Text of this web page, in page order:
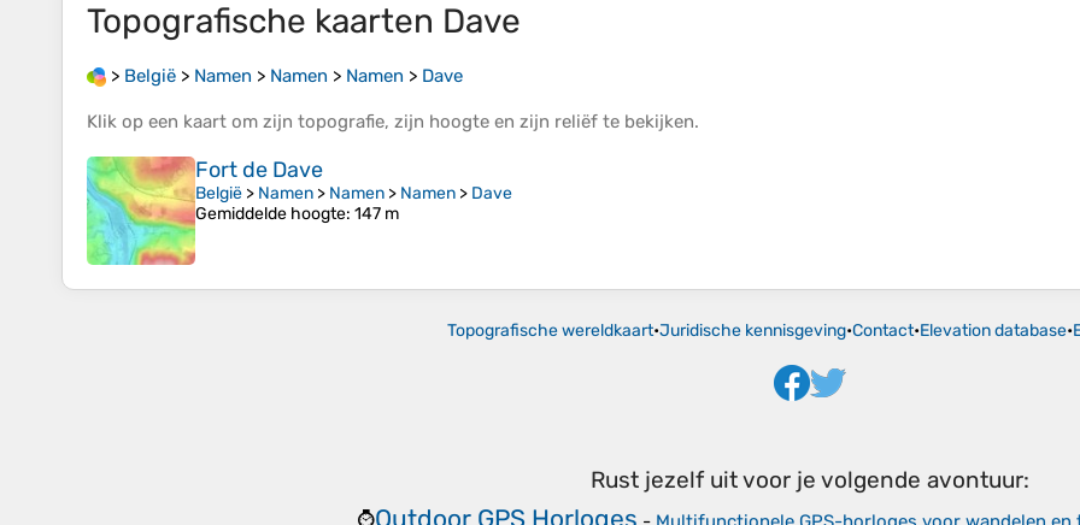
Topografische kaarten Dave
> België > Namen > Namen > Namen > Dave
Klik op een kaart om zijn topografie, zijn hoogte en zijn reliëf te bekijken.
Fort de Dave
België > Namen > Namen > Namen > Dave
Gemiddelde hoogte: 147 m
Topografische wereldkaart•Juridische kennisgeving•Contact•Elevation database•
Rust jezelf uit voor je volgende avontuur:
⌚Outdoor GPS Horloges